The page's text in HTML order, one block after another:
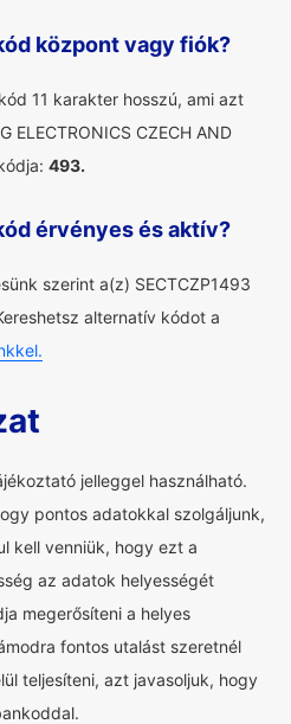
központ vagy fiók?
11 karakter hosszú, ami azt
ELECTRONICS CZECH AND
493.
érvényes és aktív?
szerint a(z) SECTCZP1493
alternatív kódot a
jelleggel használható.
pontos adatokkal szolgáljunk,
kell venniük, hogy ezt a
az adatok helyességét
megerősíteni a helyes
fontos utalást szeretnél
teljesíteni, azt javasoljuk, hogy